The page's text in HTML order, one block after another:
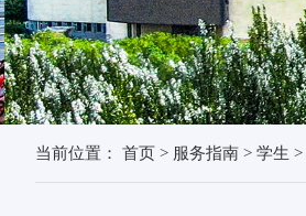
当前位置： 首页 > 服务指南 > 学生 >